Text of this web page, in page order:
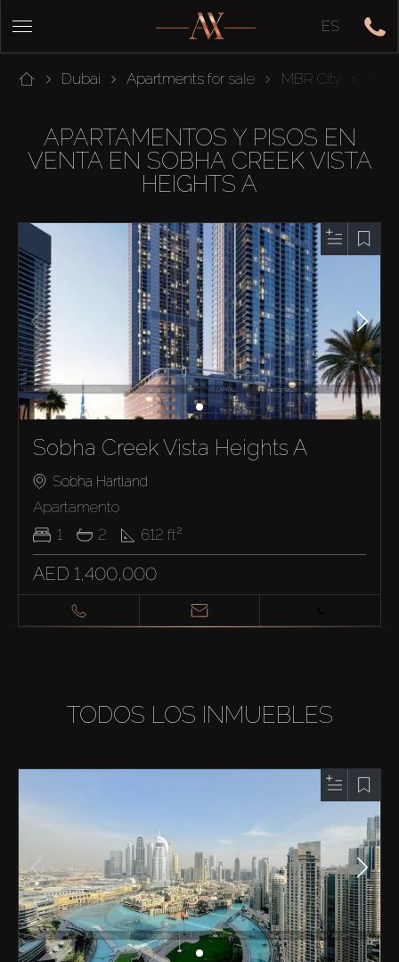
ES
Dubai Apartments for sale MBR City
APARTAMENTOS Y PISOS EN
VENTA EN SOBHA CREEK VISTA
HEIGHTS A
Sobha Creek Vista Heights A
Sobha Hartland
Apartamento
1
2 612 ft²
AED 1,400,000
TODOS LOS INMUEBLES